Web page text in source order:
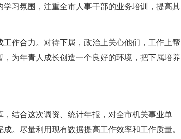
习氛围，注重全市人事干部的业务培训，提高其
作合力。对待下属，政治上关心他们，工作上帮
为年青人成长创造一个良好的环境，把下属培养
结合这次调资、统计年报，对全市机关事业单
。尽量利用现有数据提高工作效率和工作质量。